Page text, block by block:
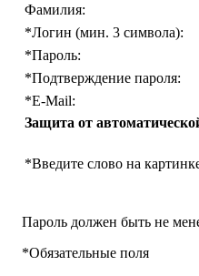
Фамилия:
*Логин (мин. 3 символа):
*Пароль:
*Подтверждение пароля:
*E-Mail:
Защита от
*Введите слово на
Пароль должен быть не
*Обязательные поля